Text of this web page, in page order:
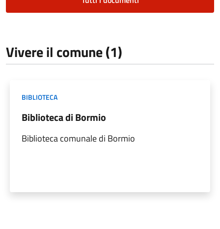
Vivere il comune (1)
BIBLIOTECA
Biblioteca di Bormio
Biblioteca comunale di Bormio